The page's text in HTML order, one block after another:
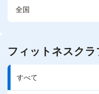
全国
フィットネスクラ
すべて